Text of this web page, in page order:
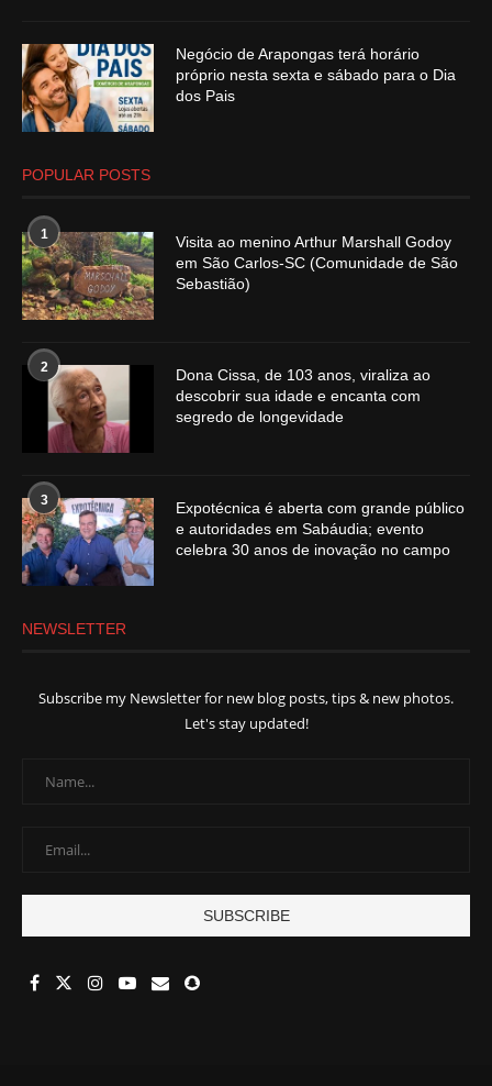
Negócio de Arapongas terá horário
próprio nesta sexta e sábado para o Dia
dos Pais
POPULAR POSTS
1
Visita ao menino Arthur Marshall Godoy
em São Carlos-SC (Comunidade de São
Sebastião)
2
Dona Cissa, de 103 anos, viraliza ao
descobrir sua idade e encanta com
segredo de longevidade
3
Expotécnica é aberta com grande público
e autoridades em Sabáudia; evento
celebra 30 anos de inovação no campo
NEWSLETTER
Subscribe my Newsletter for new blog posts, tips & new photos.
Let's stay updated!